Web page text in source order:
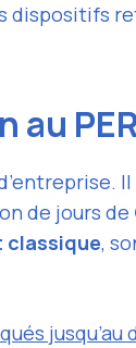
dispositifs
au
de jours de
classique,